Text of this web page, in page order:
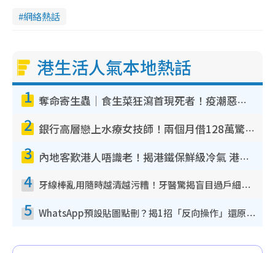
網絡熱話
港生活人氣本地熱話
1 奪命寄生蟲｜食生菜狂瀉首現死者！疫潮惡化錄1.8萬宗病例 揭洗菜3大謬誤
2 銀行高層戀上水療女技師！兩個月借128萬驚覺「沉船」沉落火海 揭背後疑似邪教操控賣淫
3 內地客歎港人唔識老！揭港鐵保鮮級冷氣 港人求放過：咪投訴
4 牙線棒亂用隨時越清越污糟！牙醫驚揭盲目過戶細菌恐致蛀牙：呢種先係日常真保養
5 WhatsApp預設貼圖點刪？揭1招「反向操作」還原簡潔介面 附3步實測教學